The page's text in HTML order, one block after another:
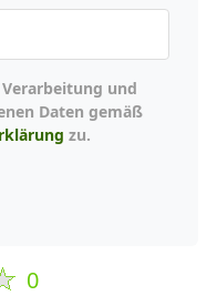
Daten gemäß
zu.
0